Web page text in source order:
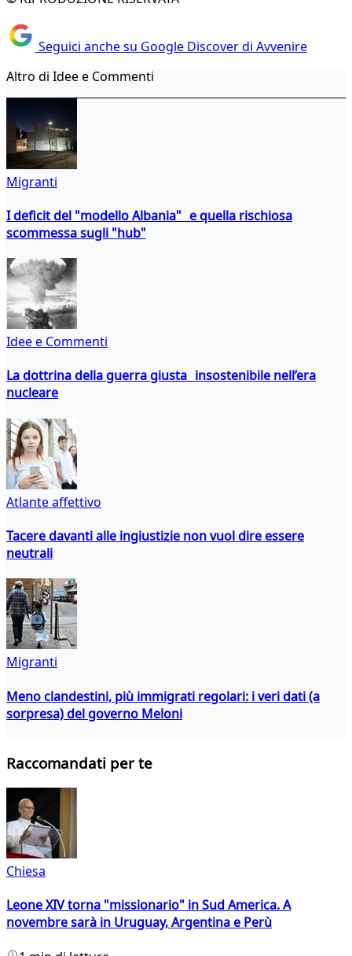
Seguici anche su Google Discover di Avvenire
Altro di Idee e Commenti
Migranti
I deficit del "modello Albania" e quella rischiosa
scommessa sugli "hub"
Idee e Commenti
La dottrina della guerra giusta insostenibile nell’era
nucleare
Atlante affettivo
Tacere davanti alle ingiustizie non vuol dire essere
neutrali
Migranti
Meno clandestini, più immigrati regolari: i veri dati (a
sorpresa) del governo Meloni
Raccomandati per te
Chiesa
Leone XIV torna "missionario" in Sud America. A
novembre sarà in Uruguay, Argentina e Perù